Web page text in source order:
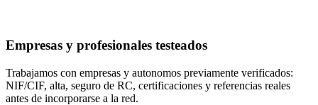
Empresas y profesionales testeados
Trabajamos con empresas y autonomos previamente verificados:
NIF/CIF, alta, seguro de RC, certificaciones y referencias reales
antes de incorporarse a la red.